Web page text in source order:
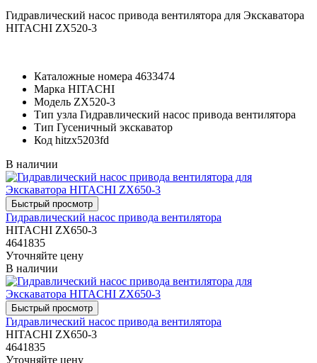
Гидравлический насос привода вентилятора для Экскаватора
HITACHI ZX520-3
Каталожные номера 4633474
Марка HITACHI
Модель ZX520-3
Тип узла Гидравлический насос привода вентилятора
Тип Гусеничный экскаватор
Код hitzx5203fd
В наличии
Гидравлический насос привода вентилятора
HITACHI ZX650-3
4641835
Уточняйте цену
В наличии
Гидравлический насос привода вентилятора
HITACHI ZX650-3
4641835
Уточняйте цену